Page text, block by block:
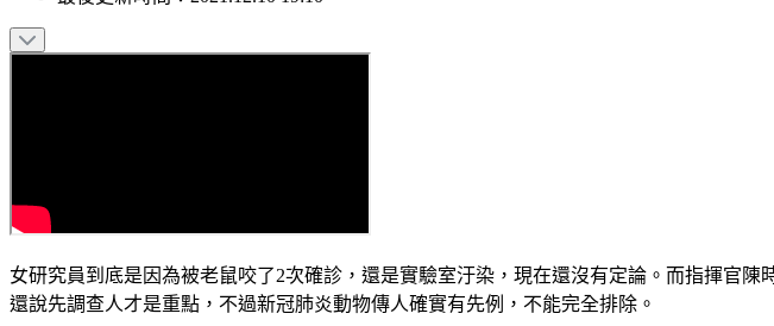
女研究員到底是因為被老鼠咬了2次確診，還是實驗室汙染，現在還沒有定論。而指揮官
還說先調查人才是重點，不過新冠肺炎動物傳人確實有先例，不能完全排除。